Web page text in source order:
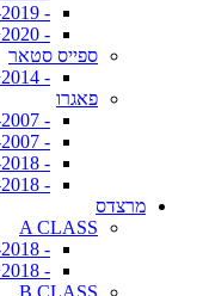
- 2015-2019
- 2020+
ספייס סטאר
- 2014+
פאגרו
- 2001-2007 (ארוך)
- 2001-2007 (קצר)
- 2008-2018 (ארוך)
- 2008-2018 (קצר)
מרצדס
A CLASS
- 2012-2018 (W176)
- 2018+ (W177)
B CLASS